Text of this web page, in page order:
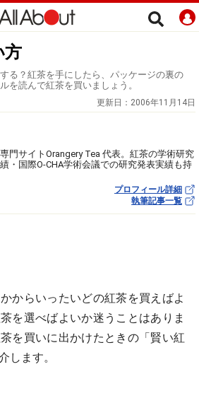
方
る？紅茶を手にしたら、パッケージの裏の
を読んで紅茶を買いましょう。
更新日： 2006年11月14日
門サイトOrangery Tea 代表。紅茶の学術研究
・国際O-CHA学術会議での研究発表実績も持
プロフィール詳細
執筆記事一覧
からいったいどの紅茶を買えばよ
を選べばよいか迷うことはありま
を買いに出かけたときの「賢い紅
します。